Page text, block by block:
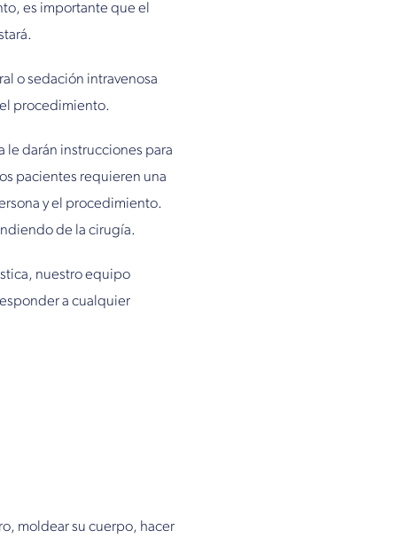
es importante que el
o sedación intravenosa
el procedimiento.
le darán instrucciones para
pacientes requieren una
y el procedimiento.
de la cirugía.
nuestro equipo
a cualquier
moldear su cuerpo, hacer